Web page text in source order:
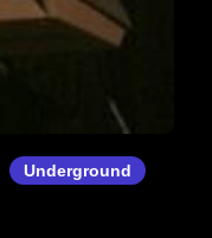
Underground